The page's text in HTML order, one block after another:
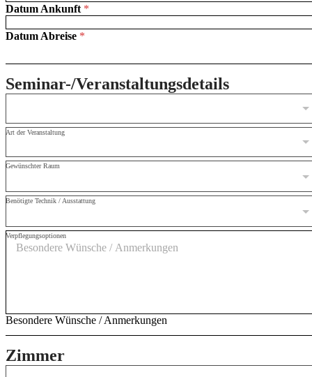
Datum Ankunft *
Datum Abreise *
Seminar-/Veranstaltungsdetails
Art der Veranstaltung
Gewünschter Raum
Benötigte Technik / Ausstattung
Verpflegungsoptionen
Besondere Wünsche / Anmerkungen
Zimmer